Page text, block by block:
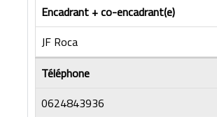
Encadrant + co-encadrant(e)
JF Roca
Téléphone
0624843936